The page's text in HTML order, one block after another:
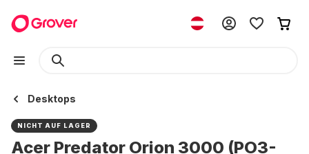
Desktops
NICHT AUF LAGER
Acer Predator Orion 3000 (PO3-